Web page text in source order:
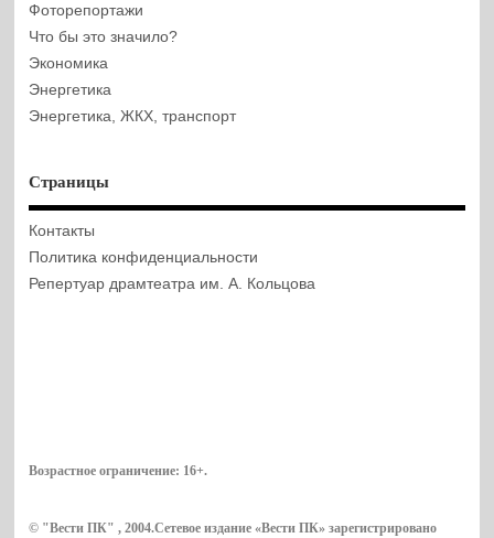
Фоторепортажи
Что бы это значило?
Экономика
Энергетика
Энергетика, ЖКХ, транспорт
Страницы
Контакты
Политика конфиденциальности
Репертуар драмтеатра им. А. Кольцова
Возрастное ограничение: 16+.
© "Вести ПК" , 2004.Сетевое издание «Вести ПК» зарегистрировано